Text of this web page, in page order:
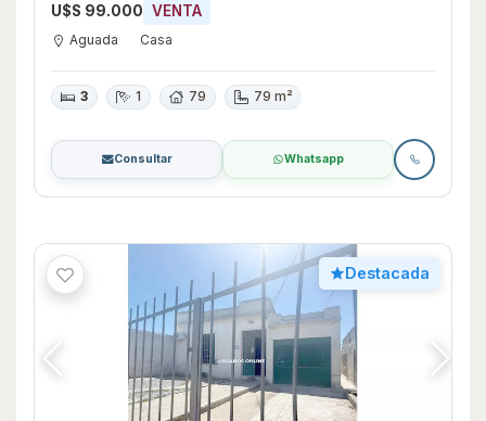
U$S 99.000 VENTA
Aguada Casa
3 1 79 79 m²
Consultar Whatsapp
Destacada